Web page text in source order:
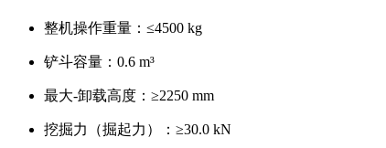
整机操作重量： ≤4500 kg
铲斗容量： 0.6 m³
最大-卸载高度： ≥2250 mm
挖掘力（掘起力）： ≥30.0 kN